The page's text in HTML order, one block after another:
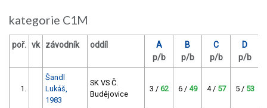
kategorie C1M
poř. vk závodník oddíl
A
p/b
B
p/b
C
p/b
D
p/b
1.
Šandl
Lukáš,
1983
SK VS Č.
Budějovice
3 / 62 6 / 49 4 / 57 5 / 53